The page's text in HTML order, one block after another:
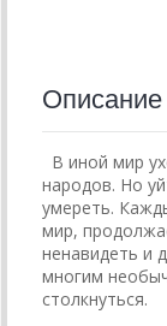
Описание
В иной мир
народов. Но
умереть.
мир,
ненавидеть и
многим
столкнуться.